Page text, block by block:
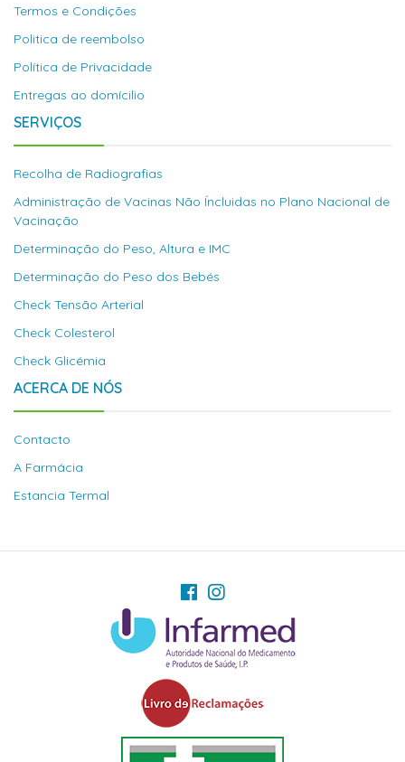
Termos e Condições
Politica de reembolso
Política de Privacidade
Entregas ao domícilio
SERVIÇOS
Recolha de Radiografias
Administração de Vacinas Não Íncluidas no Plano Nacional de
Vacinação
Determinação do Peso, Altura e IMC
Determinação do Peso dos Bebés
Check Tensão Arterial
Check Colesterol
Check Glicémia
ACERCA DE NÓS
Contacto
A Farmácia
Estancia Termal